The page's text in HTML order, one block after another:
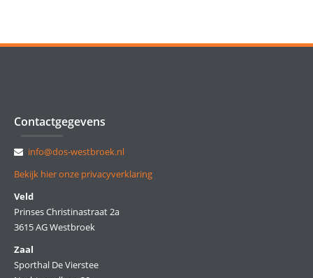
Contactgegevens
info@dos-westbroek.nl
Bekijk hier onze privacyverklaring
Veld
Prinses Christinastraat 2a
3615 AG Westbroek
Zaal
Sporthal De Vierstee